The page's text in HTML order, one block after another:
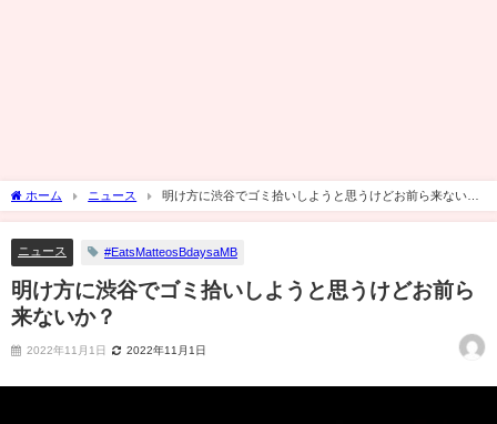
ホーム ニュース
明け方に渋谷でゴミ拾いしようと思うけどお前ら来ない
か？
ニュース #EatsMatteosBdaysaMB
明け方に渋谷でゴミ拾いしようと思うけどお前ら
来ないか？
2022年11月1日 2022年11月1日